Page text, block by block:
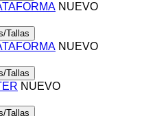
NUEVO
Tallas
NUEVO
Tallas
NUEVO
Tallas